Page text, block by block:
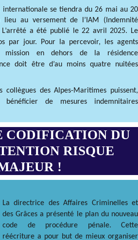
internationale se tiendra du 26 mai au 20
lieu au versement de l’IAM (Indemnité
L’arrêté a été publié le 22 avril 2025. Le
par jour. Pour la percevoir, les agents
mission en dehors de la résidence
doit être d’au moins quatre nuitées
collègues des Alpes-Maritimes puissent,
de mesures indemnitaires
CODIFICATION DU
RISQUE
!
La directrice des Affaires Criminelles et
des Grâces a présenté le plan du nouveau
code de procédure pénale. Cette
réécriture a pour but de mieux organiser